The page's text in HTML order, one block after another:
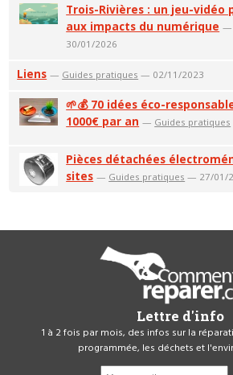
Trois-Rivières : un jeu-vidéo
aux impacts du numérique —
30/01/2026
Liens — Guides pratiques — 02/11/2023
🌱💰 70 idées éco-
1000€ par an — Guides pratiques
Pièces détachées
sites — Guides pratiques — 27/01/
Lettre d'info
1 à 2 fois par mois, des infos sur la
programmée, les déchets et